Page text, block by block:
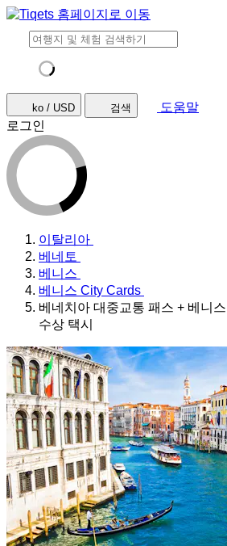
ko / USD 검색
도움말
로그인
이탈리아
베네토
베니스
베니스 City Cards
베네치아 대중교통 패스 + 베니
수상 택시